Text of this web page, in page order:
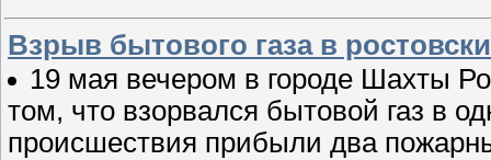
Взрыв бытового газа в
19 мая вечером в городе Шахты
том, что взорвался бытовой газ в
происшествия прибыли два